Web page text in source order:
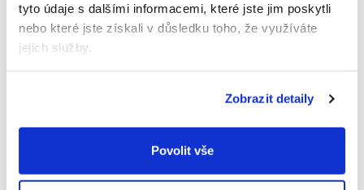
tyto údaje s dalšími informacemi, které jste jim poskytli
nebo které jste získali v důsledku toho, že využíváte
jejich služby.
Zobrazit detaily
Povolit vše
prostředí i pro pokožku miminek. Plenky Muumi
Baby neobsahují chlór, takže je lze likvidovat jako
běžný odpad. Obal je vyroben z 25 %
Jaký dopad má výroba plen na životní
Při výrobě plenek Muumi Baby neskončí žádný
odpad na skládce: veškerý odpad z výroby je